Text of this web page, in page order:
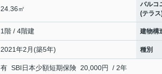
24.36㎡
バルコ
(テラ
1階 / 4階建 建物構
2021年2月(築5年) 種別
有 SBI日本少額短期保険 20,000円 / 2年